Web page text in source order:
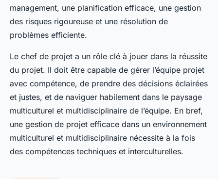
management, une planification efficace, une gestion
des risques rigoureuse et une résolution de
problèmes efficiente.
Le chef de projet a un rôle clé à jouer dans la réussite
du projet. Il doit être capable de gérer l’équipe projet
avec compétence, de prendre des décisions éclairées
et justes, et de naviguer habilement dans le paysage
multiculturel et multidisciplinaire de l’équipe. En bref,
une gestion de projet efficace dans un environnement
multiculturel et multidisciplinaire nécessite à la fois
des compétences techniques et interculturelles.